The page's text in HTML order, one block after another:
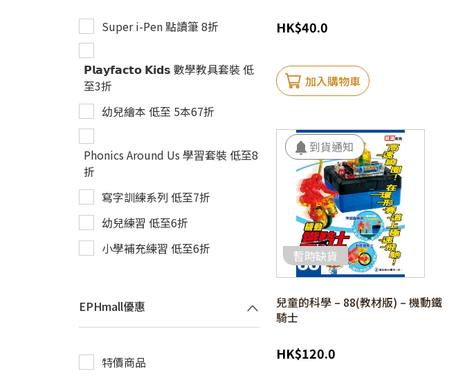
Super i-Pen 點讀筆 8折
𝗣𝗹𝗮𝘆𝗳𝗮𝗰𝘁𝗼 𝗞𝗶𝗱𝘀 數學教具套裝 低
至3折
幼兒繪本 低至 5本67折
Phonics Around Us 學習套裝 低至8
折
寫字訓練系列 低至7折
幼兒練習 低至6折
小學補充練習 低至6折
EPHmall優惠
特價商品
HK$40.0
加入購物車
暫時缺貨
兒童的科學 – 88(教材版) – 機動鐵
騎士
HK$120.0